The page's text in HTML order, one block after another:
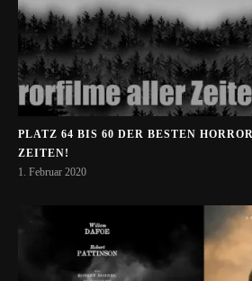
PLATZ 64 BIS 60 DER BESTEN
ZEITEN!
1. Februar 2020